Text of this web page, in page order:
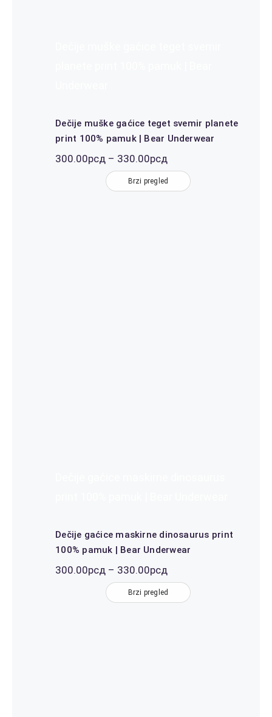
Dečije muške gaćice teget svemir planete
print 100% pamuk | Bear Underwear
300.00рсд – 330.00рсд
цена:
од
300.00рсд
Brzi pregled
Dečije gaćice maskirne dinosaurus print
100% pamuk | Bear Underwear
300.00рсд – 330.00рсд
цена:
од
300.00рсд
Brzi pregled